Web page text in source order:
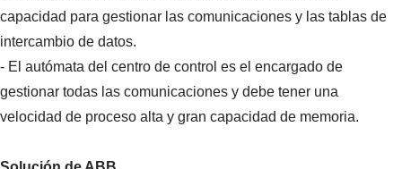
capacidad para gestionar las comunicaciones y las tablas de
intercambio de datos.
- El autómata del centro de control es el encargado de
gestionar todas las comunicaciones y debe tener una
velocidad de proceso alta y gran capacidad de memoria.